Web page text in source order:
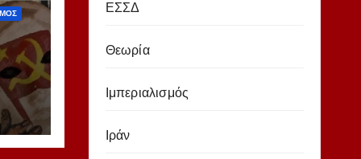
ΕΣΣΔ
Θεωρία
Ιμπεριαλισμός
Ιράν